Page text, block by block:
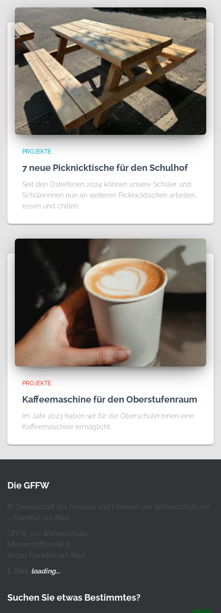
PROJEKTE
7 neue Picknicktische für den Schulhof
Seit den Osterferien 2024 können unsere Schüler und
Schülerinnen nun an weiteren Picknicktischen arbeiten,
essen und chillen.
PROJEKTE
Kaffeemaschine für den Oberstufenraum
Im Jahr 2023 haben wir für die Oberschüler:innen eine
Kaffeemaschine ermöglicht.
Die GFFW
© Gesellschaft der Freunde und Förderer der Wöhlerschule e.V.
– Frankfurt am Main
GFFW c/o Wöhlerschule
Mierendorffstraße 6
60320 Frankfurt am Main
E-Mail: loading...
Suchen Sie etwas Bestimmtes?